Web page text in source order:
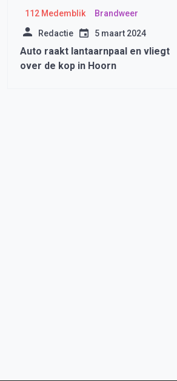
112 Medemblik Brandweer
Redactie 5 maart 2024
Auto raakt lantaarnpaal en vliegt
over de kop in Hoorn